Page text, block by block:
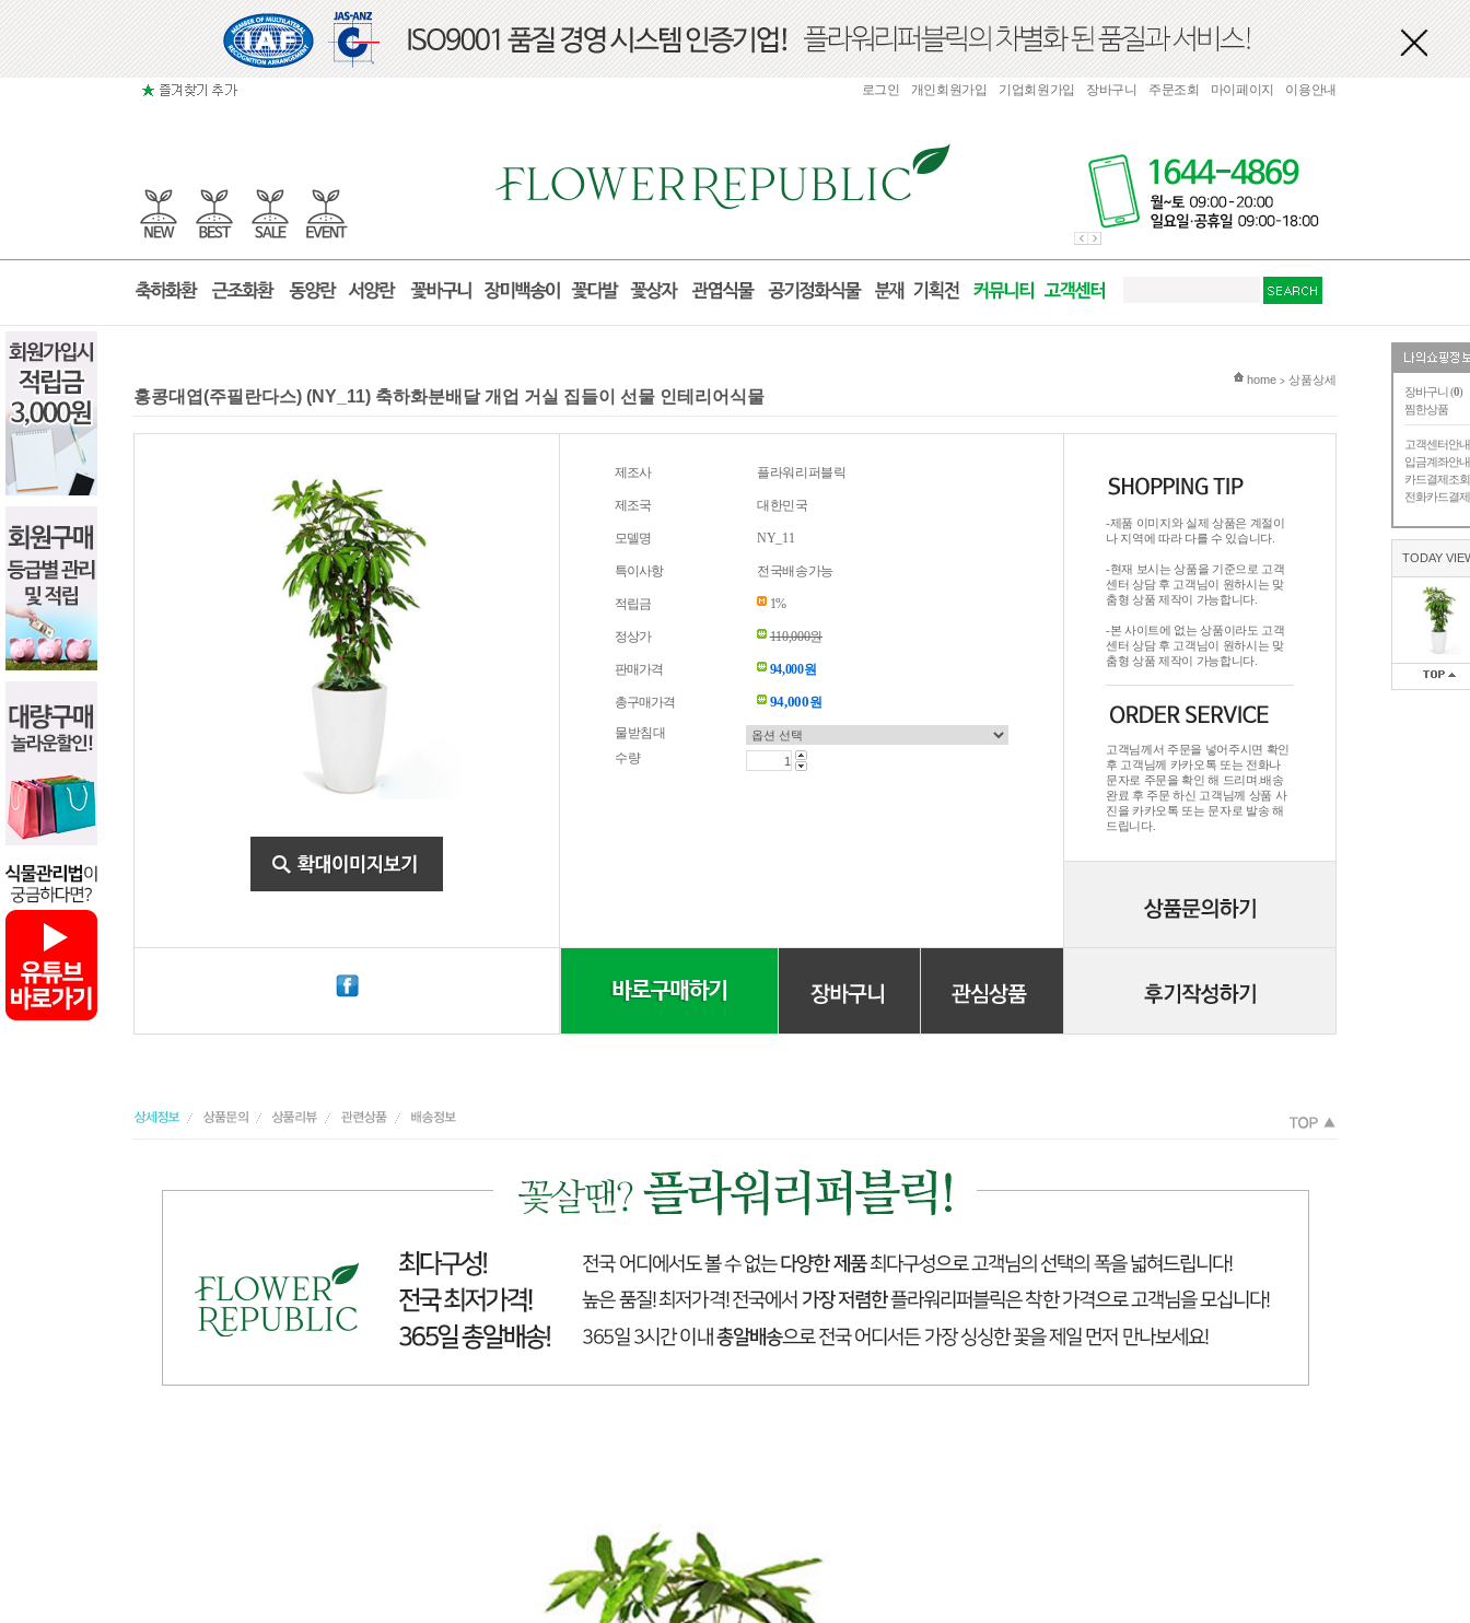
장바구니 (0)
찜한상품
고객센터안내
입금계좌안내
카드결제조회
전화카드결제
TODAY
로그인 개인회원가입 기업회원가입 장바구니 주문조회 마이페이지 이용안내
현재 위치
home > 상품상세
홍콩대엽(주필란다스) (NY_11) 축하화분배달 개업 거실 집들이 선물 인테리어식물
제조사 플라워리퍼블릭
제조국 대한민국
모델명 NY_11
특이사항 전국배송가능
적립금 1%
정상가 110,000원
판매가격 94,000원
총구매가격 94,000원
물받침대
수량
-제품 이미지와 실제 상품은 계절이
나 지역에 따라 다를 수 있습니다.
-현재 보시는 상품을 기준으로 고객
센터 상담 후 고객님이 원하시는 맞
춤형 상품 제작이 가능합니다.
-본 사이트에 없는 상품이라도 고객
센터 상담 후 고객님이 원하시는 맞
춤형 상품 제작이 가능합니다.
고객님께서 주문을 넣어주시면 확인
후 고객님께 카카오톡 또는 전화나
문자로 주문을 확인 해 드리며.배송
완료 후 주문 하신 고객님께 상품 사
진을 카카오톡 또는 문자로 발송 해
드립니다.